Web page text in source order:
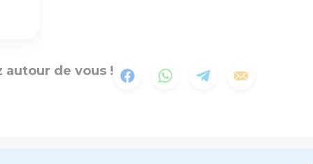
autour de vous !